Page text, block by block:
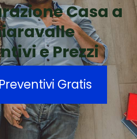
Casa a
e Prezzi
Gratis